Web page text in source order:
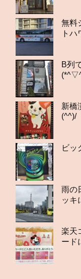
無料
ト
B列
新橋
(^^)/
ビッ
雨の
ッキ
楽天
ード